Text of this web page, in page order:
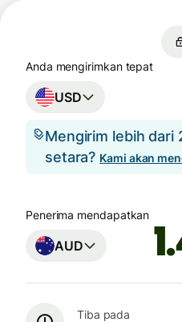
Anda mengirimkan tepat
USD
Mengirim lebih dari
setara? Kami akan
Penerima mendapatkan
AUD
Tiba pada